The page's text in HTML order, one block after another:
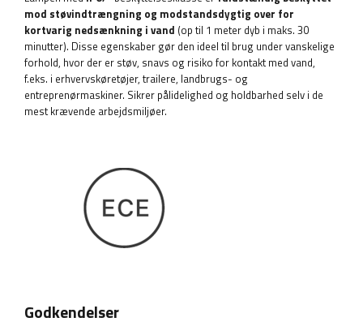
mod støvindtrængning og modstandsdygtig over for
kortvarig nedsænkning i vand (op til 1 meter dyb i maks. 30
minutter). Disse egenskaber gør den ideel til brug under vanskelige
forhold, hvor der er støv, snavs og risiko for kontakt med vand,
f.eks. i erhvervskøretøjer, trailere, landbrugs- og
entreprenørmaskiner. Sikrer pålidelighed og holdbarhed selv i de
mest krævende arbejdsmiljøer.
Godkendelser